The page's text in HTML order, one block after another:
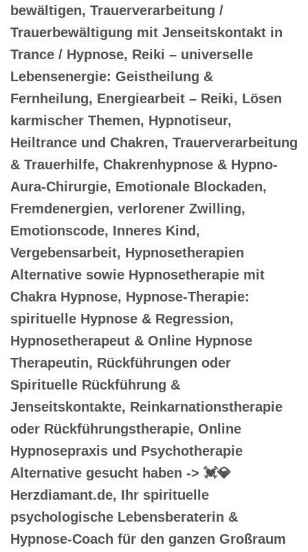
bewältigen, Trauerverarbeitung /
Trauerbewältigung mit Jenseitskontakt in
Trance / Hypnose, Reiki – universelle
Lebensenergie: Geistheilung &
Fernheilung, Energiearbeit – Reiki, Lösen
karmischer Themen, Hypnotiseur,
Heiltrance und Chakren, Trauerverarbeitung
& Trauerhilfe, Chakrenhypnose & Hypno-
Aura-Chirurgie, Emotionale Blockaden,
Fremdenergien, verlorener Zwilling,
Emotionscode, Inneres Kind,
Vergebensarbeit, Hypnosetherapien
Alternative sowie Hypnosetherapie mit
Chakra Hypnose, Hypnose-Therapie:
spirituelle Hypnose & Regression,
Hypnosetherapeut & Online Hypnose
Therapeutin, Rückführungen oder
Spirituelle Rückführung &
Jenseitskontakte, Reinkarnationstherapie
oder Rückführungstherapie, Online
Hypnosepraxis und Psychotherapie
Alternative gesucht haben -> 💓️💎
Herzdiamant.de, Ihr spirituelle
psychologische Lebensberaterin &
Hypnose-Coach für den ganzen Großraum